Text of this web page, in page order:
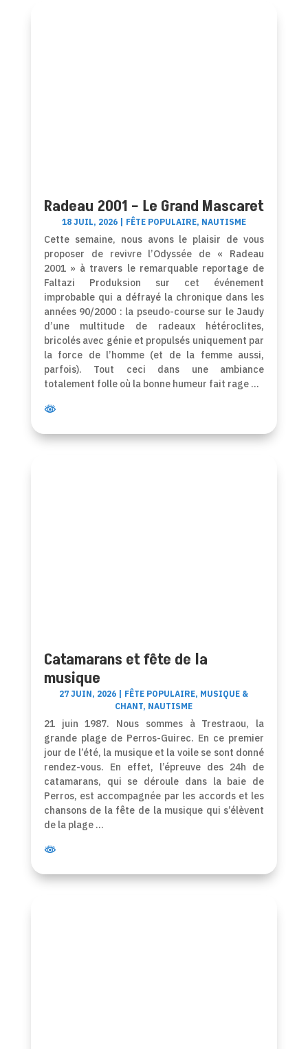
Radeau 2001 – Le Grand Mascaret
18 JUIL, 2026| FÊTE POPULAIRE, NAUTISME
Cette semaine, nous avons le plaisir de vous
proposer de revivre l’Odyssée de « Radeau
2001 » à travers le remarquable reportage de
Faltazi Produksion sur cet événement
improbable qui a défrayé la chronique dans les
années 90/2000 : la pseudo-course sur le Jaudy
d’une multitude de radeaux hétéroclites,
bricolés avec génie et propulsés uniquement par
la force de l’homme (et de la femme aussi,
parfois). Tout ceci dans une ambiance
totalement folle où la bonne humeur fait rage …
Catamarans et fête de la
musique
27 JUIN, 2026 | FÊTE POPULAIRE, MUSIQUE &
CHANT, NAUTISME
21 juin 1987. Nous sommes à Trestraou, la
grande plage de Perros-Guirec. En ce premier
jour de l’été, la musique et la voile se sont donné
rendez-vous. En effet, l’épreuve des 24h de
catamarans, qui se déroule dans la baie de
Perros, est accompagnée par les accords et les
chansons de la fête de la musique qui s’élèvent
de la plage …